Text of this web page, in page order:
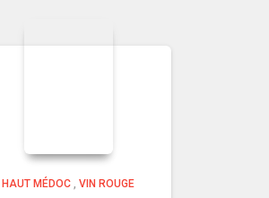
HAUT MÉDOC , VIN ROUGE